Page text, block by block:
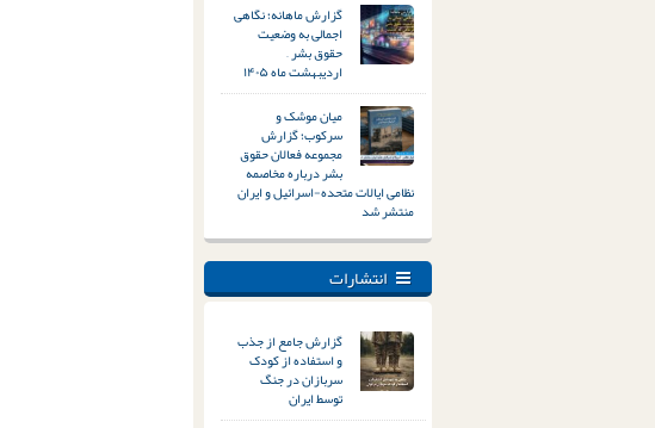
گزارش ماهانه؛ نگاهی
اجمالی به وضعیت
حقوق بشر –
اردیبهشت ماه ۱۴۰۵
میان موشک و
سرکوب؛ گزارش
مجموعه فعالان حقوق
بشر درباره مخاصمه
نظامی ایالات متحده-اسرائیل و ایران
منتشر شد
انتشارات
گزارش جامع از جذب
و استفاده از کودک
سربازان در جنگ
توسط ایران